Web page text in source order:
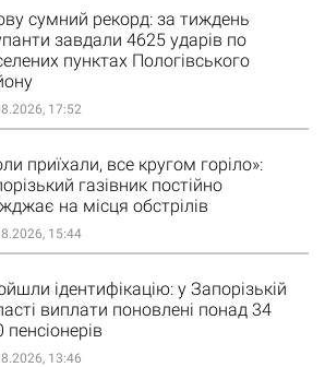
сумний рекорд: за тиждень
завдали 4625 ударів по
пунктах Пологівського
17:52
приїхали, все кругом горіло»:
газівник постійно
на місця обстрілів
15:44
ідентифікацію: у Запорізькій
виплати поновлені понад 34
пенсіонерів
13:46